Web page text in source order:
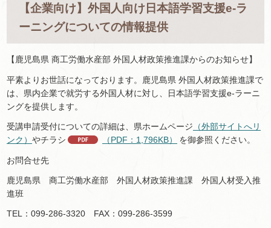
【企業向け】外国人向け日本語学習支援e-ラ
ーニングについての情報提供
【鹿児島県 商工労働水産部 外国人材政策推進課からのお知らせ】
平素よりお世話になっております。鹿児島県 外国人材政策推進課で
は、県内企業で就労する外国人材に対し、日本語学習支援e-ラーニ
ングを提供します。
受講申請受付についての詳細は、県ホームページ （外部サイトへリ
ンク） やチラシ （PDF：1,796KB） を御参照ください。
お問合せ先
鹿児島県 商工労働水産部 外国人材政策推進課 外国人材受入推
進班
TEL：099-286-3320 FAX：099-286-3599